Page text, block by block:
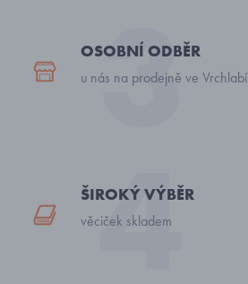
OSOBNÍ ODBĚR
u nás na prodejně ve Vrchlabí
ŠIROKÝ VÝBĚR
věciček skladem